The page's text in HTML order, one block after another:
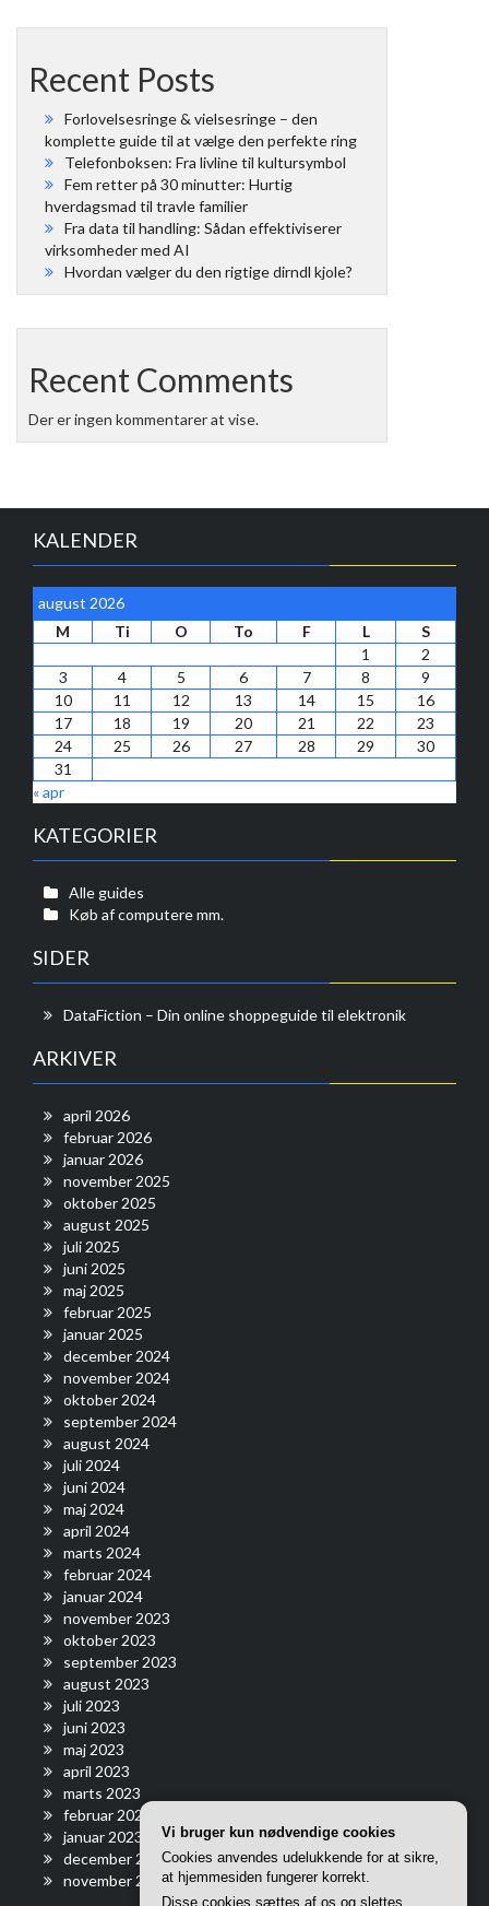
Recent Posts
Forlovelsesringe & vielsesringe – den
komplette guide til at vælge den perfekte ring
Telefonboksen: Fra livline til kultursymbol
Fem retter på 30 minutter: Hurtig
hverdagsmad til travle familier
Fra data til handling: Sådan effektiviserer
virksomheder med AI
Hvordan vælger du den rigtige dirndl kjole?
Recent Comments
Der er ingen kommentarer at vise.
KALENDER
august 2026
M
Ti O To F L
S
1
2
3
4 5 6 7 8
9
10
11 12 13 14 15
16
17
18 19 20 21 22
23
24
25 26 27 28 29
30
31
« apr
KATEGORIER
Alle guides
Køb af computere mm.
SIDER
DataFiction – Din online shoppeguide til elektronik
ARKIVER
april 2026
februar 2026
januar 2026
november 2025
oktober 2025
august 2025
juli 2025
juni 2025
maj 2025
februar 2025
januar 2025
december 2024
november 2024
oktober 2024
september 2024
august 2024
juli 2024
juni 2024
maj 2024
april 2024
marts 2024
februar 2024
januar 2024
november 2023
oktober 2023
september 2023
august 2023
juli 2023
juni 2023
maj 2023
april 2023
marts 2023
februar 2023
januar 2023
december 2022
november 2022
Vi bruger kun nødvendige cookies
Cookies anvendes udelukkende for at sikre,
at hjemmesiden fungerer korrekt.
Disse cookies sættes af os og slettes